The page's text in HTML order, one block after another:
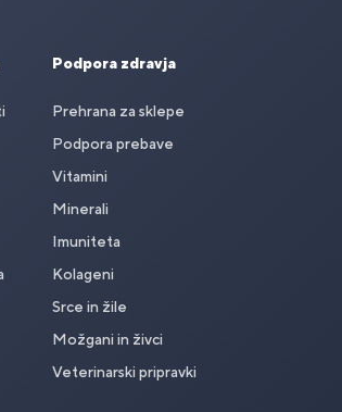
Podpora zdravja
Prehrana za sklepe
Podpora prebave
Vitamini
Minerali
Imuniteta
Kolageni
Srce in žile
Možgani in živci
Veterinarski pripravki